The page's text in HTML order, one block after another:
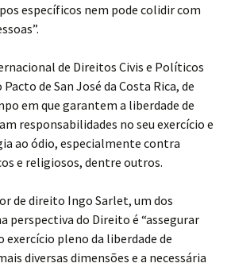
específicos nem pode colidir com
de Direitos Civis e Políticos
Pacto de San José da Costa Rica, de
em que garantem a liberdade de
responsabilidades no seu exercício e
ao ódio, especialmente contra
e religiosos, dentre outros.
de direito Ingo Sarlet, um dos
perspectiva do Direito é “assegurar
pleno da liberdade de
diversas dimensões e a necessária